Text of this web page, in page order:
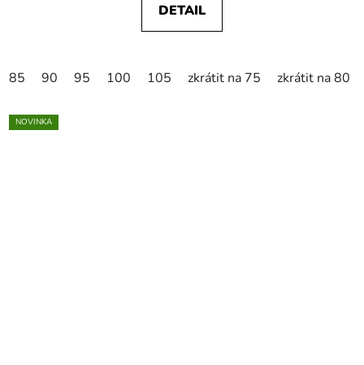
DETAIL
85 90 95 100 105 zkrátit na 75 zkrátit na 80
NOVINKA